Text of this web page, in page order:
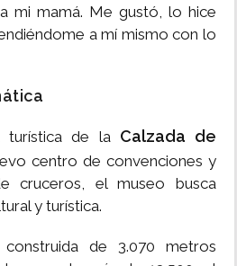
mi mamá. Me gustó, lo hice
a mí mismo con lo
turística de la Calzada de
centro de convenciones y
cruceros, el museo busca
y turística.
de 3.070 metros